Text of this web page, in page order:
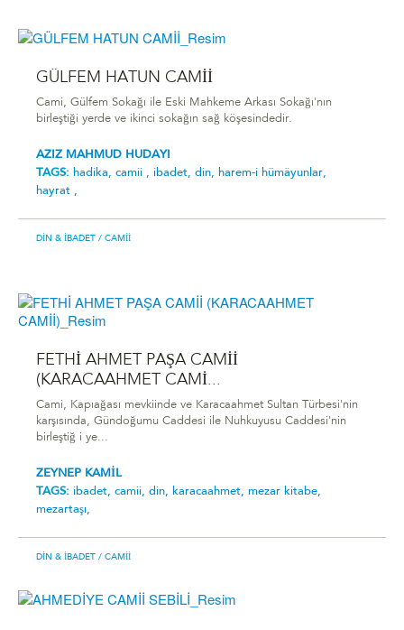
GÜLFEM HATUN CAMİİ
Cami, Gülfem Sokağı ile Eski Mahkeme Arkası Sokağı'nın
birleştiği yerde ve ikinci sokağın sağ köşesindedir.
AZIZ MAHMUD HUDAYI
TAGS: hadika, camii , ibadet, din, harem-i hümâyunlar,
hayrat ,
DIN & İBADET / CAMII
FETHİ AHMET PAŞA CAMİİ
(KARACAAHMET CAMİ...
Cami, Kapıağası mevkiinde ve Karacaahmet Sultan Türbesi'nin
karşısında, Gündoğumu Caddesi ile Nuhkuyusu Caddesi'nin
birleştiğ i ye...
ZEYNEP KAMİL
TAGS: ibadet, camii, din, karacaahmet, mezar kitabe,
mezartaşı,
DIN & İBADET / CAMII